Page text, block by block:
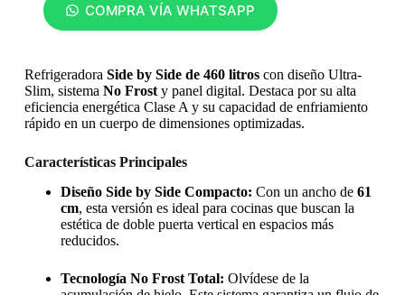
COMPRA VÍA WHATSAPP
Refrigeradora Side by Side de 460 litroscon diseño Ultra-
Slim, sistema No Frosty panel digital. Destaca por su alta
eficiencia energética Clase A y su capacidad de enfriamiento
rápido en un cuerpo de dimensiones optimizadas.
Características Principales
Diseño Side by Side Compacto: Con un ancho de 61
cm, esta versión es ideal para cocinas que buscan la
estética de doble puerta vertical en espacios más
reducidos.
Tecnología No Frost Total: Olvídese de la